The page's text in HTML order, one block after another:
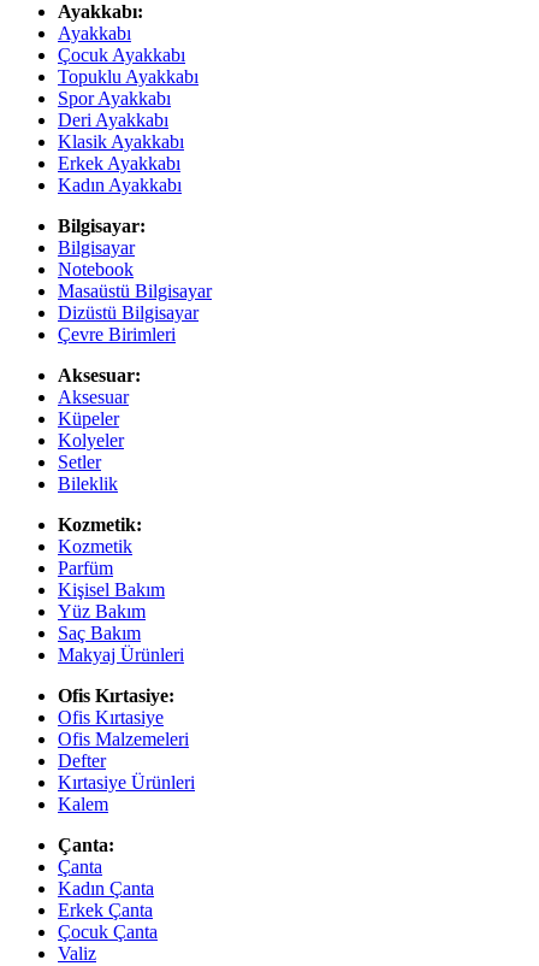
Ayakkabı:
Ayakkabı
Çocuk Ayakkabı
Topuklu Ayakkabı
Spor Ayakkabı
Deri Ayakkabı
Klasik Ayakkabı
Erkek Ayakkabı
Kadın Ayakkabı
Bilgisayar:
Bilgisayar
Notebook
Masaüstü Bilgisayar
Dizüstü Bilgisayar
Çevre Birimleri
Aksesuar:
Aksesuar
Küpeler
Kolyeler
Setler
Bileklik
Kozmetik:
Kozmetik
Parfüm
Kişisel Bakım
Yüz Bakım
Saç Bakım
Makyaj Ürünleri
Ofis Kırtasiye:
Ofis Kırtasiye
Ofis Malzemeleri
Defter
Kırtasiye Ürünleri
Kalem
Çanta:
Çanta
Kadın Çanta
Erkek Çanta
Çocuk Çanta
Valiz